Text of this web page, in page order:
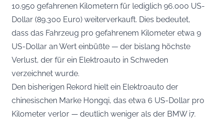
10.950 gefahrenen Kilometern für lediglich 96.000 US-
Dollar (89.300 Euro) weiterverkauft. Dies bedeutet,
dass das Fahrzeug pro gefahrenem Kilometer etwa 9
US-Dollar an Wert einbüßte — der bislang höchste
Verlust, der für ein Elektroauto in Schweden
verzeichnet wurde.
Den bisherigen Rekord hielt ein Elektroauto der
chinesischen Marke Hongqi, das etwa 6 US-Dollar pro
Kilometer verlor — deutlich weniger als der BMW i7.